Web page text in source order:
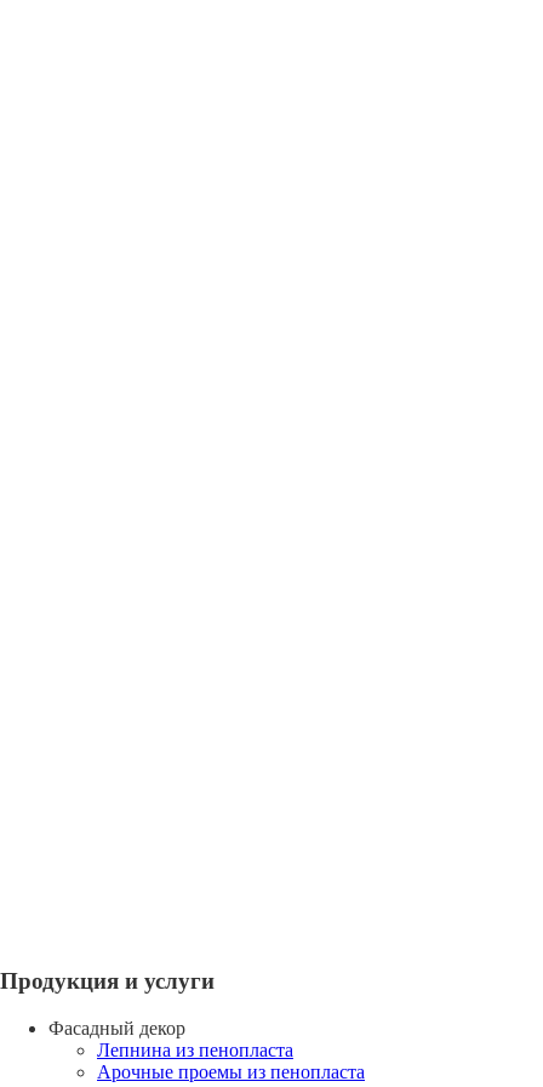
Продукция и услуги
Фасадный декор
Лепнина из пенопласта
Арочные проемы из пенопласта